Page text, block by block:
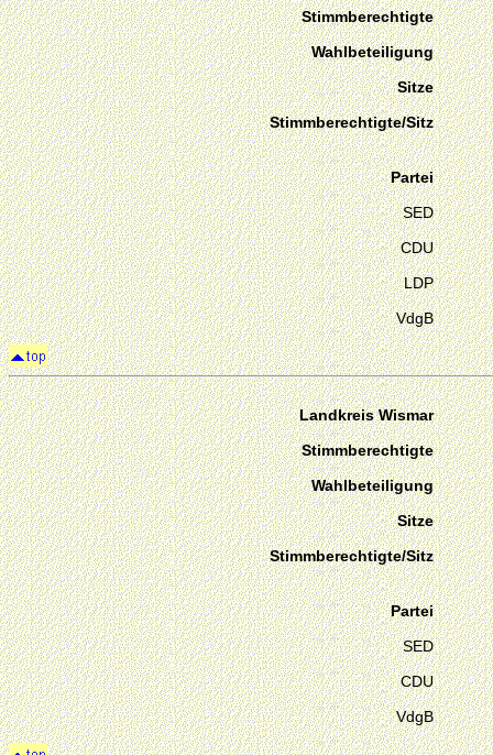
Stimmberechtigte
Wahlbeteiligung
Sitze
Stimmberechtigte/Sitz
Partei
SED
CDU
LDP
VdgB
Landkreis Wismar
Stimmberechtigte
Wahlbeteiligung
Sitze
Stimmberechtigte/Sitz
Partei
SED
CDU
VdgB